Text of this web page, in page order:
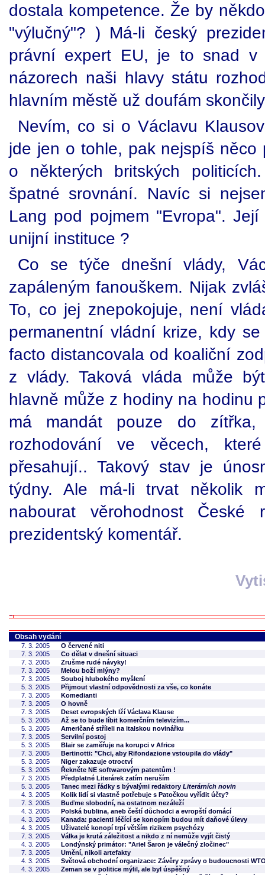
dostala kompetence. Že by
"výlučný"? ) Má-li český
právní expert EU, je to snad v
názorech naši hlavy státu
hlavním městě už doufám
Nevím, co si o Václavu
jde jen o tohle, pak nejspíš něco
o některých britských
špatné srovnání. Navíc si
Lang pod pojmem "Evropa".
unijní instituce ?
Co se týče dnešní vlády,
zapáleným fanouškem. Nijak
To, co jej znepokojuje, není
permanentní vládní krize, kdy
facto distancovala od koaliční
z vlády. Taková vláda může
hlavně může z hodiny na hodinu
má mandát pouze do
rozhodování ve věcech,
přesahují.. Takový stav je
týdny. Ale má-li trvat několik
nabourat věrohodnost
prezidentský komentář.
Obsah vydání
7. 3. 2005
O červené niti
7. 3. 2005
Co dělat v dnešní situaci
7. 3. 2005
Zrušme rudé návyky!
7. 3. 2005
Melou boží mlýny?
7. 3. 2005
Souboj hlubokého myšlení
5. 3. 2005
Přijmout vlastní odpovědnosti za vše, co konáte
7. 3. 2005
Komedianti
7. 3. 2005
O hovně
7. 3. 2005
Deset evropských lží Václava Klause
5. 3. 2005
Až se to bude líbit komerčním televizím...
5. 3. 2005
Američané stříleli na italskou novinářku
7. 3. 2005
Servilní postoj
5. 3. 2005
Blair se zaměřuje na korupci v Africe
7. 3. 2005
Bertinotti: "Chci, aby Rifondazione vstoupila do vlády"
5. 3. 2005
Niger zakazuje otroctví
5. 3. 2005
Řekněte NE softwarovým patentům !
7. 3. 2005
Předplatné Literárek zatím neruším
5. 3. 2005
Tanec mezi řádky s bývalými redaktory Literárních novin
4. 3. 2005
Kolik lidí si vlastně potřebuje s Patočkou vyřídit účty?
7. 3. 2005
Buďme slobodní, na ostatnom nezáleží
4. 3. 2005
Polská bublina, aneb čeští důchodci a evropští domácí
4. 3. 2005
Kanada: pacienti léčící se konopím budou mít daňové úlevy
4. 3. 2005
Uživatelé konopí trpí větším rizikem psychózy
7. 3. 2005
Válka je krutá záležitost a nikdo z ní nemůže vyjít čistý
4. 3. 2005
Londýnský primátor: "Ariel Šaron je válečný zločinec"
7. 3. 2005
Umění, nikoli artefakty
4. 3. 2005
Světová obchodní organizace: Závěry zprávy o budoucnosti
4. 3. 2005
Zeman se v politice mýlil, ale byl úspěšný